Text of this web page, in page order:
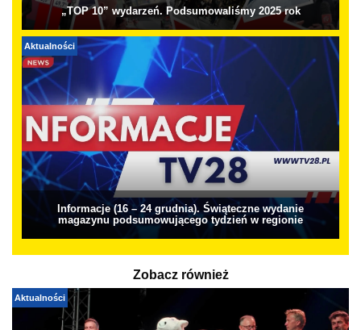
„TOP 10” wydarzeń. Podsumowaliśmy 2025 rok
Aktualności
Informacje (16 – 24 grudnia). Świąteczne wydanie
magazynu podsumowującego tydzień w regionie
Zobacz również
Aktualności